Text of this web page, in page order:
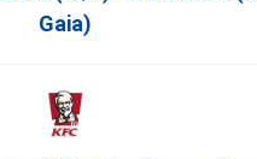
Gaia)